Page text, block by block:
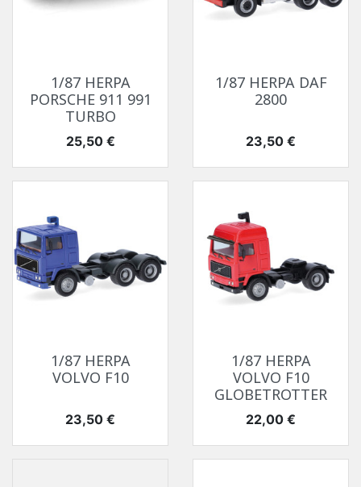
1/87 HERPA
PORSCHE 911 991
TURBO
Prix
25,50 €
1/87 HERPA DAF
2800
Prix
23,50 €
1/87 HERPA
VOLVO F10
Prix
23,50 €
1/87 HERPA
VOLVO F10
GLOBETROTTER
Prix
22,00 €